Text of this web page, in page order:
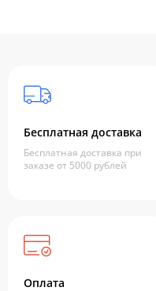
Бесплатная доставка
Бесплатная доставка при
заказе от 5000 рублей
Оплата